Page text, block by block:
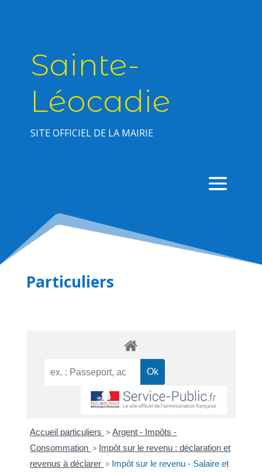
Sainte-
Léocadie
SITE OFFICIEL DE LA MAIRIE
Particuliers
Accueil particuliers > Argent - Impôts -
Consommation > Impôt sur le revenu : déclaration et
revenus à déclarer > Impôt sur le revenu - Salaire et